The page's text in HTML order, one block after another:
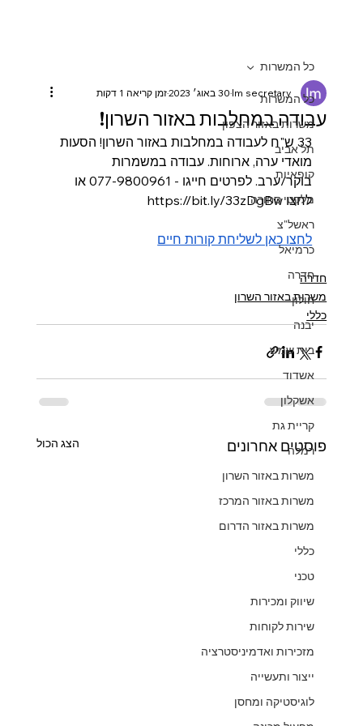
כל המשרות
משרות באזור הצפון
תל אביב
קופאיות
מלקטי סחורה
ראשל"צ
כרמיאל
חדרה
חולון
יבנה
בית שמש
אשדוד
אשקלון
קריית גת
רמלה
משרות באזור השרון
משרות באזור המרכז
משרות באזור הדרום
כללי
טכני
שיווק ומכירות
שירות לקוחות
מזכירות ואדמיניסטרציה
ייצור ותעשייה
לוגיסטיקה ומחסן
כל המשרות
עבודה במחלבות באזור השרון!
lm secretary30 באוג׳ 2023 זמן קריאה 1 דקות
33 ש"ח לעבודה במחלבות באזור השרון! הסעות
מואדי ערה, ארוחות. עבודה במשמרות
בוקר/ערב. לפרטים חייגו - 077-9800961 או
לחצו https://bit.ly/33zDgBw
לחצו כאן לשליחת קורות חיים
חדרה
משרות באזור השרון
כללי
פוסטים אחרונים הצג הכול